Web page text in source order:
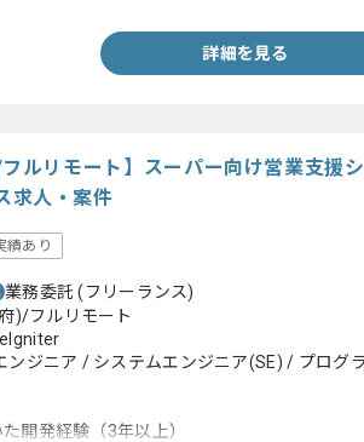
詳細を見る
ルリモート】スーパー向け営業支援
求人・案件
績あり
業務委託(フリーランス)
)/フルリモート
ンジニア / システムエンジニア(SE) / プログ
開発経験（3年以上）